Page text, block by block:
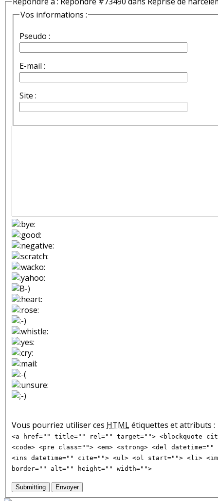
Vos informations :
Pseudo :
E-mail :
Site :
Vous pourriez utiliser ces HTMLétiquettes et attributs :
<a href="" title="" rel="" target=""> <blockquote
<code> <pre class=""> <em> <strong> <del
<ins datetime="" cite=""> <ul> <ol start=""> <li>
border="" alt="" height="" width="">
Submitting Envoyer